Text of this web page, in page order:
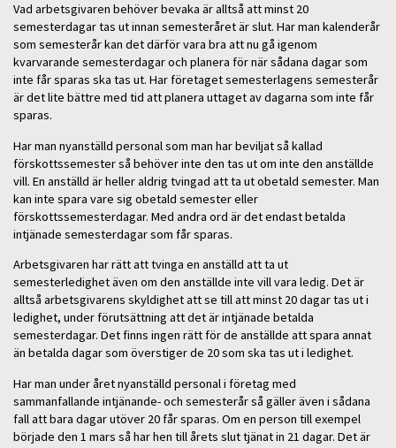
Vad arbetsgivaren behöver bevaka är alltså att minst 20
semesterdagar tas ut innan semesteråret är slut. Har man kalenderår
som semesterår kan det därför vara bra att nu gå igenom
kvarvarande semesterdagar och planera för när sådana dagar som
inte får sparas ska tas ut. Har företaget semesterlagens semesterår
är det lite bättre med tid att planera uttaget av dagarna som inte får
sparas.
Har man nyanställd personal som man har beviljat så kallad
förskottssemester så behöver inte den tas ut om inte den anställde
vill. En anställd är heller aldrig tvingad att ta ut obetald semester. Man
kan inte spara vare sig obetald semester eller
förskottssemesterdagar. Med andra ord är det endast betalda
intjänade semesterdagar som får sparas.
Arbetsgivaren har rätt att tvinga en anställd att ta ut
semesterledighet även om den anställde inte vill vara ledig. Det är
alltså arbetsgivarens skyldighet att se till att minst 20 dagar tas ut i
ledighet, under förutsättning att det är intjänade betalda
semesterdagar. Det finns ingen rätt för de anställde att spara annat
än betalda dagar som överstiger de 20 som ska tas ut i ledighet.
Har man under året nyanställd personal i företag med
sammanfallande intjänande- och semesterår så gäller även i sådana
fall att bara dagar utöver 20 får sparas. Om en person till exempel
började den 1 mars så har hen till årets slut tjänat in 21 dagar. Det är